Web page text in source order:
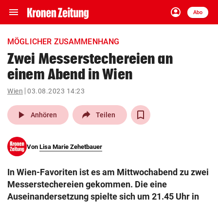
menu Navigation
ein-/ausklappen
account_circle
Anmelden
Abo
close Schließen
account_circle Anmelden
pin_drop
Wien arrow_right
search
eingeben
MÖGLICHER ZUSAMMENHANG
Zwei Messerstechereien an
einem Abend in Wien
Wien 03.08.2023 14:23
play_arrow Anhören Teilen
Von Lisa Marie Zehetbauer
In Wien-Favoriten ist es am Mittwochabend zu zwei
Messerstechereien gekommen. Die eine
Auseinandersetzung spielte sich um 21.45 Uhr in